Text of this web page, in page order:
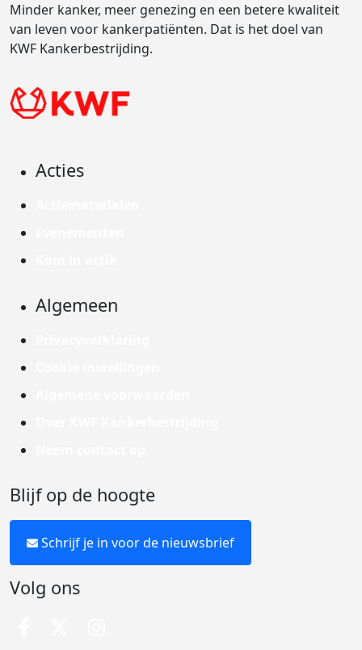
Minder kanker, meer genezing en een betere kwaliteit
van leven voor kankerpatiënten. Dat is het doel van
KWF Kankerbestrijding.
Acties
Algemeen
Blijf op de hoogte
Schrijf je in voor de nieuwsbrief
Volg ons